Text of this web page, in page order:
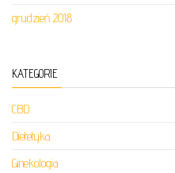
grudzień 2018
KATEGORIE
CBD
Dietetyka
Ginekologia